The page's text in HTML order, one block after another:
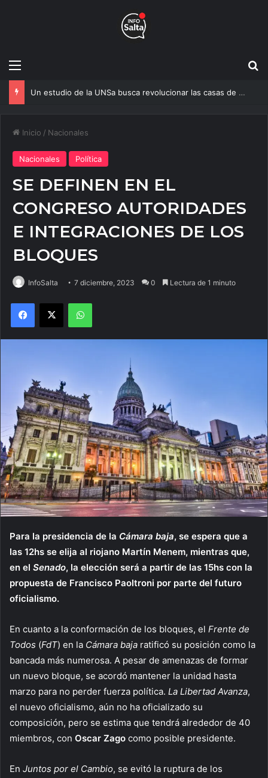
Menú
Un estudio de la UNSa busca revolucionar las casas de adobe y hacerlas más seguras
Inicio / Nacionales
Nacionales Política
SE DEFINEN EN EL
CONGRESO AUTORIDADES
E INTEGRACIONES DE LOS
BLOQUES
InfoSalta 7 diciembre, 2023 0 Lectura de 1 minuto
Facebook
X WhatsApp
Para la presidencia de la Cámara baja, se espera que a
las 12hs se elija al riojano Martín Menem, mientras que,
en el Senado, la elección será a partir de las 15hs con la
propuesta de Francisco Paoltroni por parte del futuro
oficialismo.
En cuanto a la conformación de los bloques, el Frente de
Todos (FdT) en la Cámara baja ratificó su posición como la
bancada más numerosa. A pesar de amenazas de formar
un nuevo bloque, se acordó mantener la unidad hasta
marzo para no perder fuerza política. La Libertad Avanza,
el nuevo oficialismo, aún no ha oficializado su
composición, pero se estima que tendrá alrededor de 40
miembros, con Oscar Zago como posible presidente.
En Juntos por el Cambio, se evitó la ruptura de los